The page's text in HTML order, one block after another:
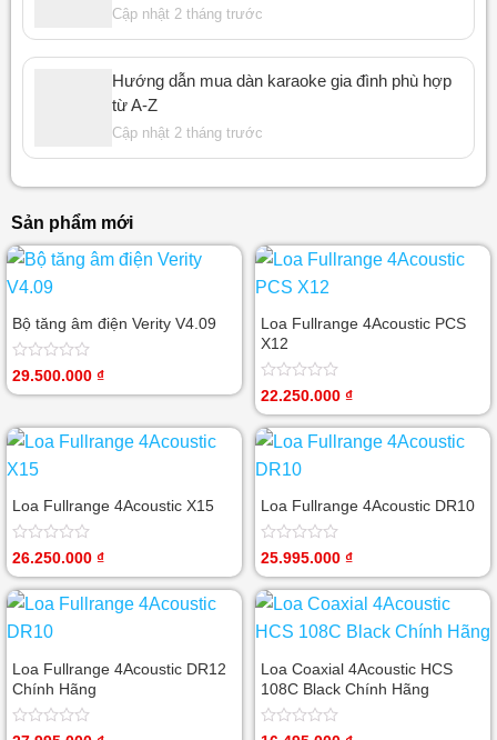
Cập nhật 2 tháng trước
Hướng dẫn mua dàn karaoke gia đình phù hợp
từ A-Z
Cập nhật 2 tháng trước
Sản phẩm mới
Bộ tăng âm điện Verity V4.09
Được
5
sao
29.500.000 ₫
Loa Fullrange 4Acoustic PCS
X12
Được
hạng
0
sao
22.250.000 ₫
Loa Fullrange 4Acoustic X15
Được
hạng
0
sao
26.250.000 ₫
Loa Fullrange 4Acoustic DR10
Được
hạng
0
sao
25.995.000 ₫
Loa Fullrange 4Acoustic DR12
Chính Hãng
Loa Coaxial 4Acoustic HCS
108C Black Chính Hãng